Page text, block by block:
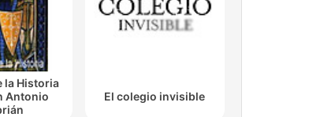
przyczyn upadku białoruskiego Su-
majora Macieja Krakowiana.
la Historia
Antonio
El colegio invisible